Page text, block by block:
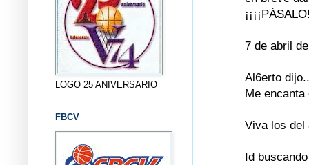
7 de abril
Al6erto
Me encanta
Viva los del
Id
LOGO 25 ANIVERSARIO
FBCV